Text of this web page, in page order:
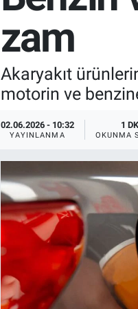
zam
Akaryakıt
motorin ve
02.06.2026 - 10:32
YAYINLANMA
1 DK
OKUNMA